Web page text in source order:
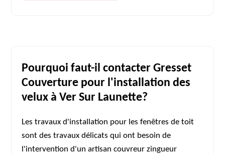
Pourquoi faut-il contacter Gresset
Couverture pour l'installation des
velux à Ver Sur Launette?
Les travaux d'installation pour les fenêtres de toit
sont des travaux délicats qui ont besoin de
l'intervention d'un artisan couvreur zingueur